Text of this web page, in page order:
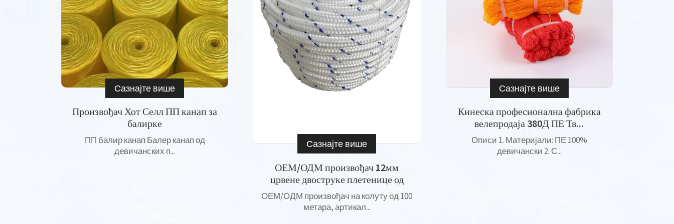
Произвођач Хот Селл ПП канап за
балирке
ПП балир канап Балер канап од
девичанских п...
Сазнајте више
ОЕМ/ОДМ произвођач 12мм
црвене двоструке плетенице од
поли...
ОЕМ/ОДМ произвођач на колуту од 100
метара, артикал...
Сазнајте више
Кинеска професионална фабрика
велепродаја 380Д ПЕ Тв...
Описи 1. Материјали: ПЕ 100%
девичански 2. С...
Сазнајте више